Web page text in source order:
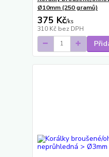
Ø10mm (250 gramů)
375 Kč/ks
310 Kč bez DPH